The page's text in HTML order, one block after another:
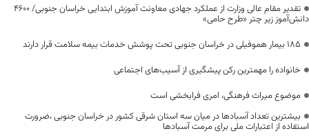
تقدیر مقام عالی وزارت از عملکرد جهادی معاونت آموزش ابتدایی خراسان جنوبی/ ۴۶۰۰
دانش‌آموز زیر چتر «طرح حامی»
۱۸۵ بیمار هموفیلی در خراسان جنوبی تحت پوشش خدمات بیمه سلامت قرار دارند
خانواده را مهمترین رکن پیشگیری از آسیب‌های اجتماعی
موضوع میراث فرهنگی، امری فرابخشی است
بیشترین تعداد آسبادها در میان سه استان شرقی کشور در خراسان جنوبی ،ضرورت
استفاده از اعتبارات ملی برای مرمت آسبادها